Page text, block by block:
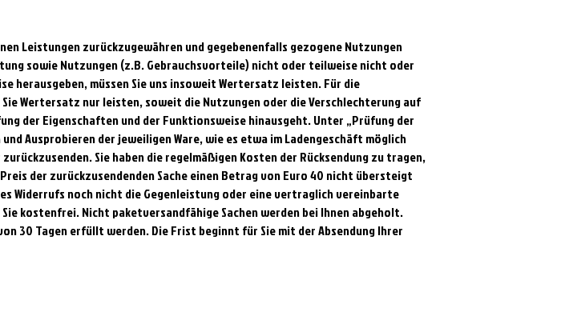
Leistungen zurückzugewähren und gegebenenfalls gezogene Nutzungen
sowie Nutzungen (z.B. Gebrauchsvorteile) nicht oder teilweise nicht oder
herausgeben, müssen Sie uns insoweit Wertersatz leisten. Für die
Wertersatz nur leisten, soweit die Nutzungen oder die Verschlechterung auf
der Eigenschaften und der Funktionsweise hinausgeht. Unter „Prüfung der
Ausprobieren der jeweiligen Ware, wie es etwa im Ladengeschäft möglich
Sie haben die regelmäßigen Kosten der Rücksendung zu tragen,
der zurückzusendenden Sache einen Betrag von Euro 40 nicht übersteigt
Widerrufs noch nicht die Gegenleistung oder eine vertraglich vereinbarte
kostenfrei. Nicht paketversandfähige Sachen werden bei Ihnen abgeholt.
30 Tagen erfüllt werden. Die Frist beginnt für Sie mit der Absendung Ihrer